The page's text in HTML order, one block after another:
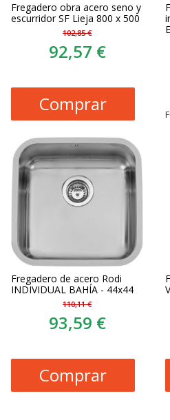
Fregadero obra acero seno y
escurridor SF Lieja 800 x 500
102,85 €
92,57 €
Comprar
Fregadero de acero Rodi
INDIVIDUAL BAHÍA - 44x44
110,11 €
93,59 €
Comprar